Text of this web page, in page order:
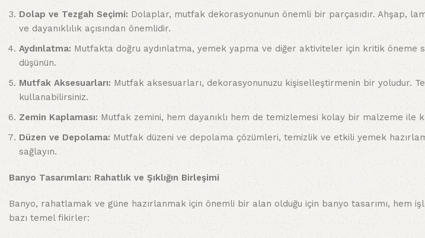
Dolap ve Tezgah Seçimi: Dolaplar, mutfak dekorasyonunun önemli bir parçasıdır. Ahşap,
ve dayanıklılık açısından önemlidir.
Aydınlatma: Mutfakta doğru aydınlatma, yemek yapma ve diğer aktiviteler için kritik öneme
düşünün.
Mutfak Aksesuarları: Mutfak aksesuarları, dekorasyonunuzu kişiselleştirmenin bir yoludur.
kullanabilirsiniz.
Zemin Kaplaması: Mutfak zemini, hem dayanıklı hem de temizlemesi kolay bir malzeme
Düzen ve Depolama: Mutfak düzeni ve depolama çözümleri, temizlik ve etkili yemek
sağlayın.
Banyo Tasarımları: Rahatlık ve Şıklığın Birleşimi
Banyo, rahatlamak ve güne hazırlanmak için önemli bir alan olduğu için banyo tasarımı, hem
bazı temel fikirler: